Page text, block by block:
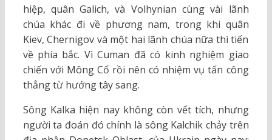
hiệp, quân Galich, và Volhynian cùng vài lãnh
chúa khác đi về phương nam, trong khi quân
Kiev, Chernigov và một hai lãnh chúa nữa thì tiến
về phía bắc. Vì Cuman đã có kinh nghiệm giao
chiến với Mông Cổ rồi nên có nhiệm vụ tấn công
thẳng từ hướng tây sang.
Sông Kalka hiện nay không còn vết tích, nhưng
người ta đoán đó chính là sông Kalchik chảy trên